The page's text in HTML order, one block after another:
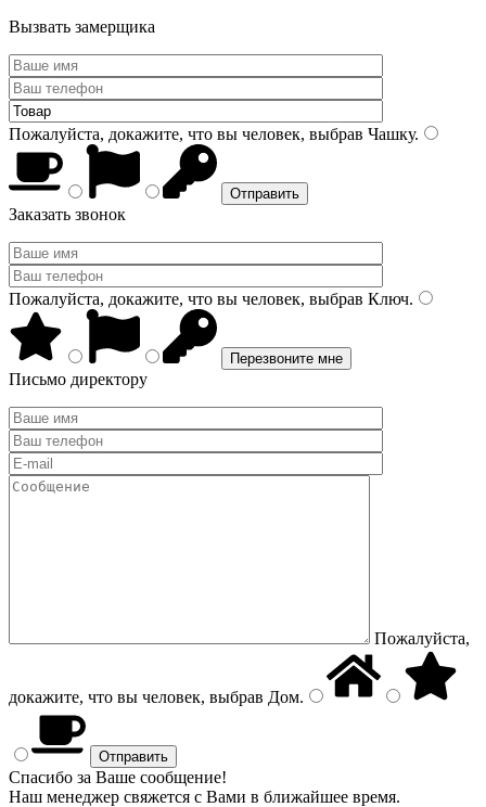
Вызвать замерщика
Пожалуйста, докажите, что вы человек, выбрав Чашку.
Заказать звонок
Пожалуйста, докажите, что вы человек, выбрав Ключ.
Письмо директору
Пожалуйста,
докажите, что вы человек, выбрав Дом.
Спасибо за Ваше сообщение!
Наш менеджер свяжется с Вами в ближайшее время.